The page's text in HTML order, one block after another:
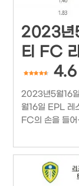
2023년
티 FC
2023년5월16
월16일 EPL 레
FC의 손을 들